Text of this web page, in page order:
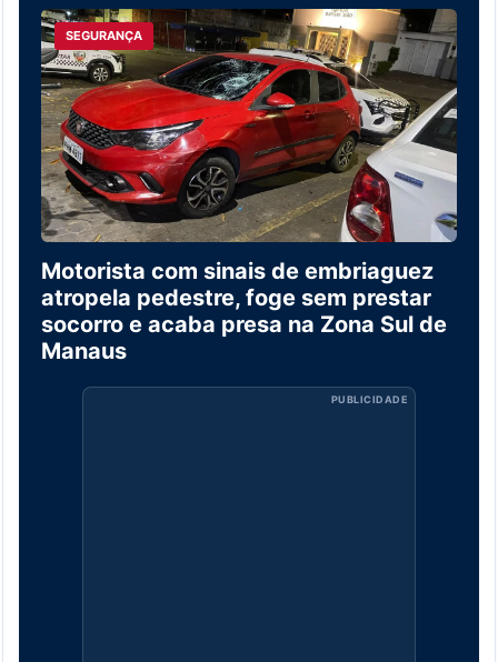
SEGURANÇA
Motorista com sinais de embriaguez
atropela pedestre, foge sem prestar
socorro e acaba presa na Zona Sul de
Manaus
PUBLICIDADE